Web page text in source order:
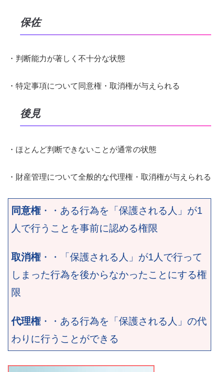
保佐
・判断能力が著しく不十分な状態
・特定事項について同意権・取消権が与えられる
後見
・ほとんど判断できないことが通常の状態
・財産管理について全般的な代理権・取消権が与えられる
同意権・・ある行為を「保護される人」が1
人で行うことを事前に認める権限
取消権・・「保護される人」が1人で行って
しまった行為を後からなかったことにする権
限
代理権・・ある行為を「保護される人」の代
わりに行うことができる